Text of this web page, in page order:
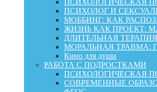
ПСИХОЛОГИЧЕСКАЯ
ПСИХОЛОГ И
МОББИНГ: КАК
ЖИЗНЬ КАК ПРОЕКТ:
ДЛИТЕЛЬНАЯ
МОРАЛЬНАЯ ТРАВМА:
Кино для души
РАБОТА С ПОДРОСТКАМИ
ПСИХОЛОГИЧЕСКАЯ
СОВРЕМЕННЫЕ